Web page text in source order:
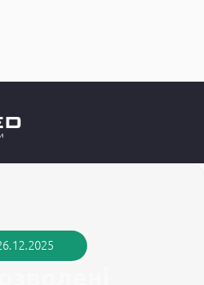
лікарю онлайн